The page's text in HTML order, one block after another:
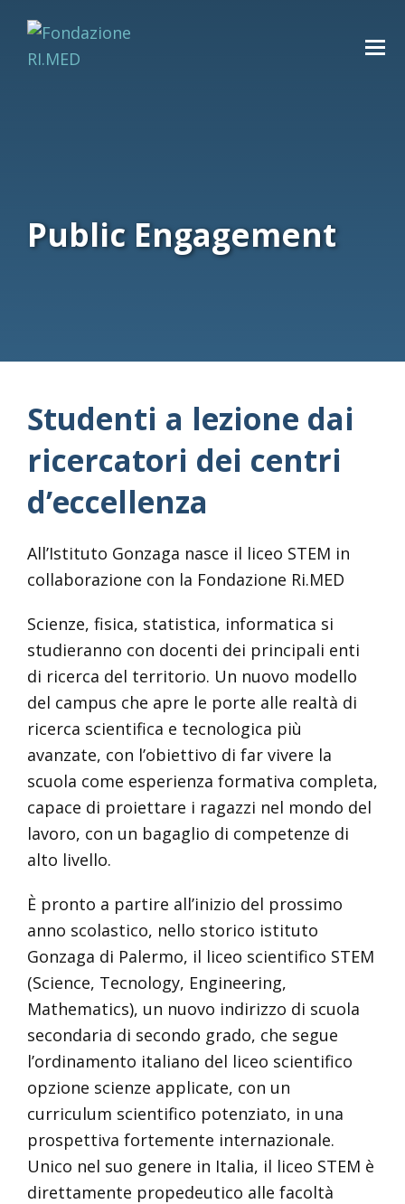
Public Engagement
Studenti a lezione dai
ricercatori dei centri
d’eccellenza
All’Istituto Gonzaga nasce il liceo STEM in
collaborazione con la Fondazione Ri.MED
Scienze, fisica, statistica, informatica si
studieranno con docenti dei principali enti
di ricerca del territorio. Un nuovo modello
del campus che apre le porte alle realtà di
ricerca scientifica e tecnologica più
avanzate, con l’obiettivo di far vivere la
scuola come esperienza formativa completa,
capace di proiettare i ragazzi nel mondo del
lavoro, con un bagaglio di competenze di
alto livello.
È pronto a partire all’inizio del prossimo
anno scolastico, nello storico istituto
Gonzaga di Palermo, il liceo scientifico STEM
(Science, Tecnology, Engineering,
Mathematics), un nuovo indirizzo di scuola
secondaria di secondo grado, che segue
l’ordinamento italiano del liceo scientifico
opzione scienze applicate, con un
curriculum scientifico potenziato, in una
prospettiva fortemente internazionale.
Unico nel suo genere in Italia, il liceo STEM è
direttamente propedeutico alle facoltà